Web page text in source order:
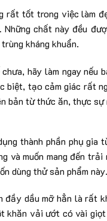
rất tốt trong việc làm
Những chất này đều
kháng khuẩn.
hãy làm ngay nếu
tạo cảm giác rất
bản từ thức ăn, thực sự
thành phần phụ gia
muốn mang đến trải
dùng thử sản phẩm này.
đầy dầu mỡ hẳn là
khăn vải ướt có vài